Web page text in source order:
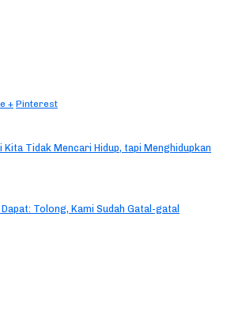
+ Pinterest
Kita Tidak Mencari Hidup, tapi Menghidupkan
Tolong, Kami Sudah Gatal-gatal